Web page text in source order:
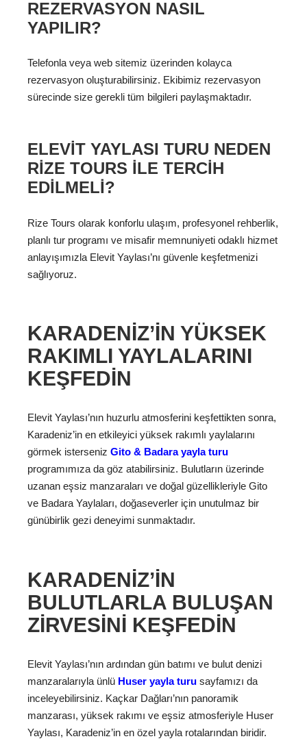
REZERVASYON NASIL
YAPILIR?
Telefonla veya web sitemiz üzerinden kolayca
rezervasyon oluşturabilirsiniz. Ekibimiz rezervasyon
sürecinde size gerekli tüm bilgileri paylaşmaktadır.
ELEVIT YAYLASI TURU NEDEN
RIZE TOURS ILE TERCIH
EDILMELI?
Rize Tours olarak konforlu ulaşım, profesyonel rehberlik,
planlı tur programı ve misafir memnuniyeti odaklı hizmet
anlayışımızla Elevit Yaylası’nı güvenle keşfetmenizi
sağlıyoruz.
KARADENIZ’IN YÜKSEK
RAKIMLI YAYLALARINI
KEŞFEDIN
Elevit Yaylası’nın huzurlu atmosferini keşfettikten sonra,
Karadeniz’in en etkileyici yüksek rakımlı yaylalarını
görmek isterseniz Gito & Badara yayla turu
programımıza da göz atabilirsiniz. Bulutların üzerinde
uzanan eşsiz manzaraları ve doğal güzellikleriyle Gito
ve Badara Yaylaları, doğaseverler için unutulmaz bir
günübirlik gezi deneyimi sunmaktadır.
KARADENIZ’IN
BULUTLARLA BULUŞAN
ZIRVESINI KEŞFEDIN
Elevit Yaylası’nın ardından gün batımı ve bulut denizi
manzaralarıyla ünlü Huser yayla turu sayfamızı da
inceleyebilirsiniz. Kaçkar Dağları’nın panoramik
manzarası, yüksek rakımı ve eşsiz atmosferiyle Huser
Yaylası, Karadeniz’in en özel yayla rotalarından biridir.